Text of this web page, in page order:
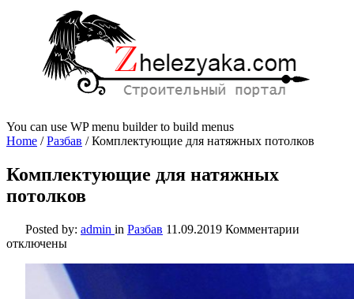
You can use WP menu builder to build menus
Home /Разбав /Комплектующие для натяжных потолков
Комплектующие для натяжных
потолков
Posted by: admin in Разбав 11.09.2019 Комментарии
отключены